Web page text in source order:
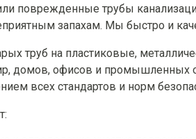
поврежденные трубы
запахам. Мы быстро и
труб на пластиковые,
домов, офисов и промышленных
всех стандартов и норм